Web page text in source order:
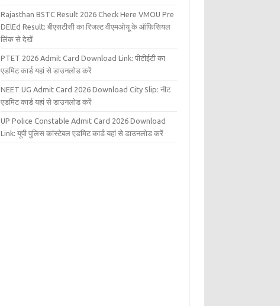
Rajasthan BSTC Result 2026 Check Here VMOU Pre
DElEd Result: बीएसटीसी का रिजल्ट वीएमओयू के ऑफिसियल
लिंक से देखें
PTET 2026 Admit Card Download Link: पीटीईटी का
एडमिट कार्ड यहां से डाउनलोड करें
NEET UG Admit Card 2026 Download City Slip: नीट
एडमिट कार्ड यहां से डाउनलोड करें
UP Police Constable Admit Card 2026 Download
Link: यूपी पुलिस कांस्टेबल एडमिट कार्ड यहां से डाउनलोड करें